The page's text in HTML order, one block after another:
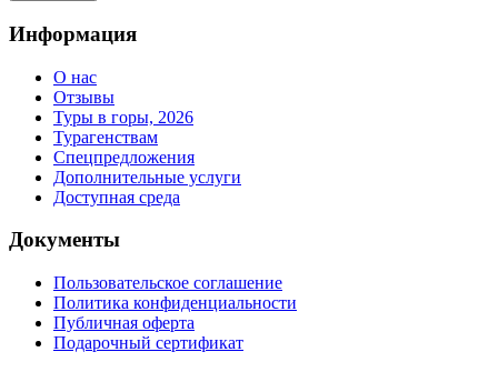
Информация
О нас
Отзывы
Туры в горы, 2026
Турагенствам
Спецпредложения
Дополнительные услуги
Доступная среда
Документы
Пользовательское соглашение
Политика конфиденциальности
Публичная оферта
Подарочный сертификат